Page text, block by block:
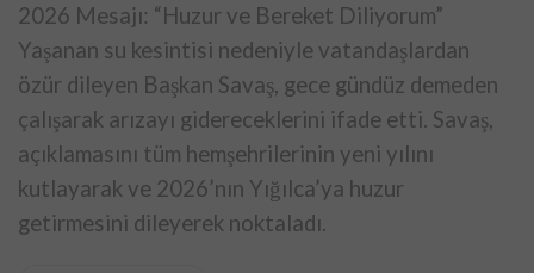
2026 Mesajı: “Huzur ve Bereket Diliyorum”
Yaşanan su kesintisi nedeniyle vatandaşlardan
özür dileyen Başkan Savaş, gece gündüz demeden
çalışarak arızayı gidereceklerini ifade etti. Savaş,
açıklamasını tüm hemşehrilerinin yeni yılını
kutlayarak ve 2026’nın Yığılca’ya huzur
getirmesini dileyerek noktaladı.